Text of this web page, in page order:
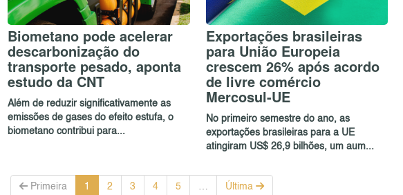
Biometano pode acelerar
descarbonização do
transporte pesado, aponta
estudo da CNT
Além de reduzir significativamente as
emissões de gases do efeito estufa, o
biometano contribui para...
Exportações brasileiras
para União Europeia
crescem 26% após acordo
de livre comércio
Mercosul-UE
No primeiro semestre do ano, as
exportações brasileiras para a UE
atingiram US$ 26,9 bilhões, um aum...
Primeira 1 2 3 4 5 Última